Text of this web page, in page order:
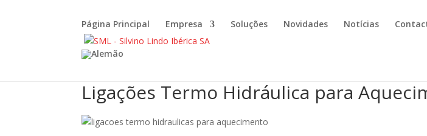
Página Principal Empresa Soluções Novidades Notícias
Ligações Termo Hidráulica para